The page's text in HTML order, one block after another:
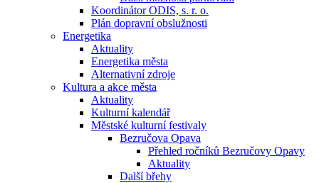
Koordinátor ODIS, s. r. o.
Plán dopravní obslužnosti
Energetika
Aktuality
Energetika města
Alternativní zdroje
Kultura a akce města
Aktuality
Kulturní kalendář
Městské kulturní festivaly
Bezručova Opava
Přehled ročníků Bezručovy Opavy
Aktuality
Další břehy